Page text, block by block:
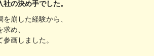
の決め手でした。
崩した経験から、
め、
画しました。